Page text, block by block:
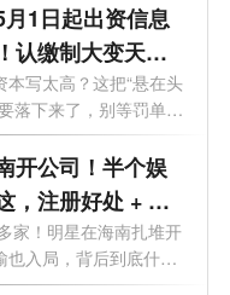
1日起出资信息
认缴制大变天，
路”全被封死！
本写太高？这把“悬在头
落下来了，别等罚单
开公司！半个娱
，注册好处 + 费
家！明星在海南扎堆开
也入局，背后到底什么